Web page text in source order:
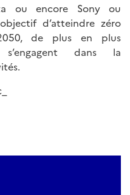
ou encore Sony ou
d’atteindre zéro
de plus en plus
s’engagent dans la